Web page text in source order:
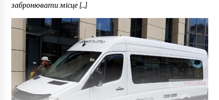
забронювати місце […]